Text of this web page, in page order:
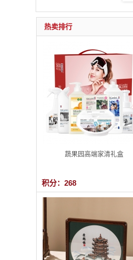
热卖排行
蔬果园高端家清礼盒
积分：268